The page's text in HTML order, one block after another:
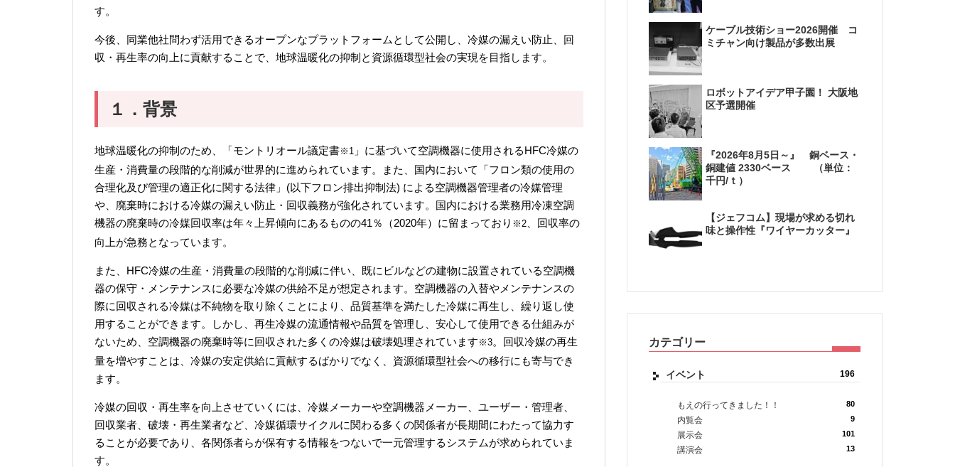
す。
今後、同業他社問わず活用できるオープンなプラットフォームとして公開し、冷媒の漏えい防止、回
収・再生率の向上に貢献することで、地球温暖化の抑制と資源循環型社会の実現を目指します。
１．背景
地球温暖化の抑制のため、「モントリオール議定書※1 」に基づいて空調機器に使用されるHFC冷媒の
生産・消費量の段階的な削減が世界的に進められています。また、国内において「フロン類の使用の
合理化及び管理の適正化に関する法律」(以下フロン排出抑制法) による空調機器管理者の冷媒管理
や、廃棄時における冷媒の漏えい防止・回収義務が強化されています。国内における業務用冷凍空調
機器の廃棄時の冷媒回収率は年々上昇傾向にあるものの41％（2020年）に留まっており ※2
、回収率の
向上が急務となっています。
また、HFC冷媒の生産・消費量の段階的な削減に伴い、既にビルなどの建物に設置されている空調機
器の保守・メンテナンスに必要な冷媒の供給不足が想定されます。空調機器の入替やメンテナンスの
際に回収される冷媒は不純物を取り除くことにより、品質基準を満たした冷媒に再生し、繰り返し使
用することができます。しかし、再生冷媒の流通情報や品質を管理し、安心して使用できる仕組みが
ないため、空調機器の廃棄時等に回収された多くの冷媒は破壊処理されています ※3。回収冷媒の再生
量を増やすことは、冷媒の安定供給に貢献するばかりでなく、資源循環型社会への移行にも寄与でき
ます。
冷媒の回収・再生率を向上させていくには、冷媒メーカーや空調機器メーカー、ユーザー・管理者、
回収業者、破壊・再生業者など、冷媒循環サイクルに関わる多くの関係者が長期間にわたって協力す
ることが必要であり、各関係者らが保有する情報をつないで一元管理するシステムが求められていま
す。
ケーブル技術ショー2026開催 コ
ミチャン向け製品が多数出展
ロボットアイデア甲子園！ 大阪地
区予選開催
『2026年8月5日～』 銅ベース・
銅建値 2330ベース （単位：
千円/ｔ）
【ジェフコム】現場が求める切れ
味と操作性『ワイヤーカッター』
カテゴリー
イベント 196
もえの行ってきました！！ 80
内覧会 9
展示会 101
講演会 13